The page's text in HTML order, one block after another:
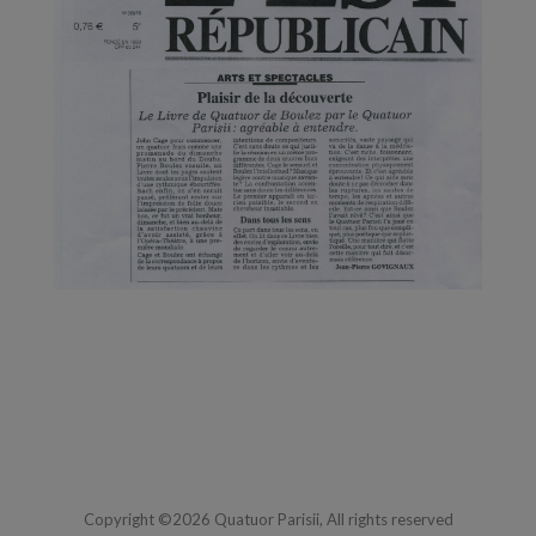
Copyright ©2026 Quatuor Parisii, All rights reserved